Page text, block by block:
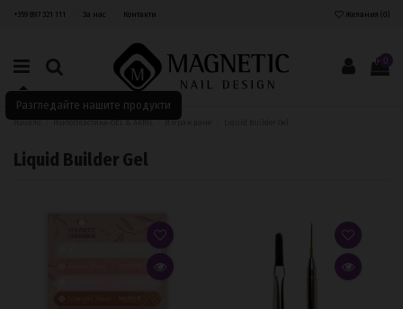
+359 897 321 111 За нас Контакти Желания (0)
Разгледайте нашите продукти
0
Начало Ноктопластика-GEL & AKRIL Изграждане
Liquid Builder Gel